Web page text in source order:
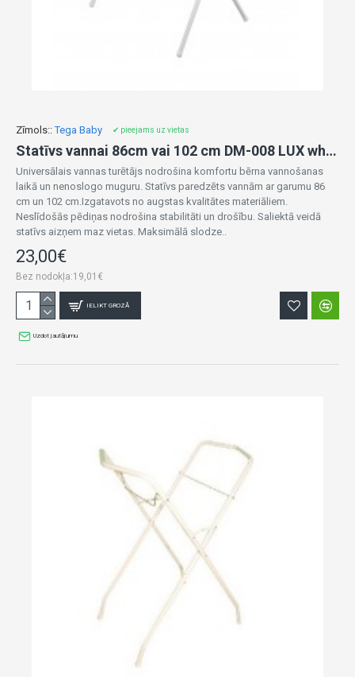
Zīmols:: Tega Baby ✔ pieejams uz vietas
Statīvs vannai 86cm vai 102 cm DM-008 LUX white
Universālais vannas turētājs nodrošina komfortu bērna vannošanas
laikā un nenoslogo muguru. Statīvs paredzēts vannām ar garumu 86
cm un 102 cm.Izgatavots no augstas kvalitātes materiāliem.
Neslīdošās pēdiņas nodrošina stabilitāti un drošību. Saliektā veidā
statīvs aizņem maz vietas. Maksimālā slodze..
23,00€
Bez nodokļa:19,01€
IELIKT GROZĀ
Uzdot jautājumu